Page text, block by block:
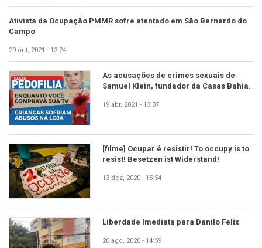
Ativista da Ocupação PMMR sofre atentado em São Bernardo do
Campo
29 out, 2021 - 13:24
As acusações de crimes sexuais de
Samuel Klein, fundador da Casas Bahia.
19 abr, 2021 - 13:37
[filme] Ocupar é resistir! To occupy is to
resist! Besetzen ist Widerstand!
13 dez, 2020 - 15:54
Liberdade Imediata para Danilo Felix
20 ago, 2020 - 14:59